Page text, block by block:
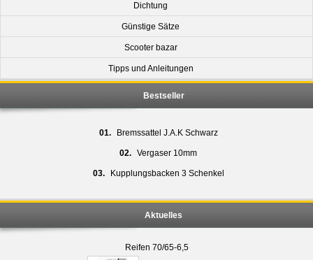
Dichtung
Günstige Sätze
Scooter bazar
Tipps und Anleitungen
Bestseller
01. Bremssattel J.A.K Schwarz
02. Vergaser 10mm
03. Kupplungsbacken 3 Schenkel
Aktuelles
Reifen 70/65-6,5